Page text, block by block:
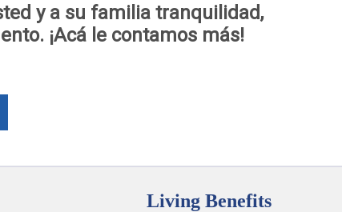
y a su familia tranquilidad,
¡Acá le contamos más!
Living Benefits